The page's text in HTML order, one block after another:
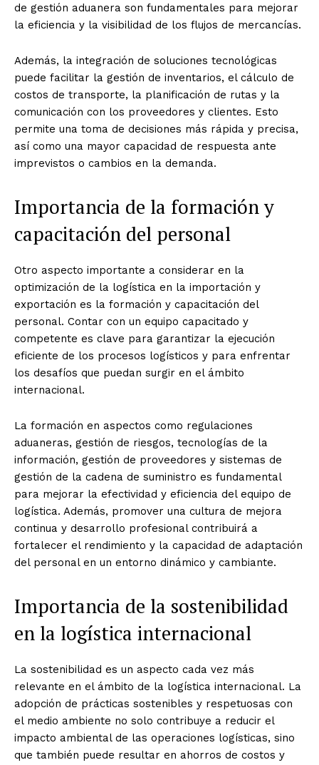
de gestión aduanera son fundamentales para mejorar
la eficiencia y la visibilidad de los flujos de mercancías.
Además, la integración de soluciones tecnológicas
puede facilitar la gestión de inventarios, el cálculo de
costos de transporte, la planificación de rutas y la
comunicación con los proveedores y clientes. Esto
permite una toma de decisiones más rápida y precisa,
así como una mayor capacidad de respuesta ante
imprevistos o cambios en la demanda.
Importancia de la formación y
capacitación del personal
Otro aspecto importante a considerar en la
optimización de la logística en la importación y
exportación es la formación y capacitación del
personal. Contar con un equipo capacitado y
competente es clave para garantizar la ejecución
eficiente de los procesos logísticos y para enfrentar
los desafíos que puedan surgir en el ámbito
internacional.
La formación en aspectos como regulaciones
aduaneras, gestión de riesgos, tecnologías de la
información, gestión de proveedores y sistemas de
gestión de la cadena de suministro es fundamental
para mejorar la efectividad y eficiencia del equipo de
logística. Además, promover una cultura de mejora
continua y desarrollo profesional contribuirá a
fortalecer el rendimiento y la capacidad de adaptación
del personal en un entorno dinámico y cambiante.
Importancia de la sostenibilidad
en la logística internacional
La sostenibilidad es un aspecto cada vez más
relevante en el ámbito de la logística internacional. La
adopción de prácticas sostenibles y respetuosas con
el medio ambiente no solo contribuye a reducir el
impacto ambiental de las operaciones logísticas, sino
que también puede resultar en ahorros de costos y